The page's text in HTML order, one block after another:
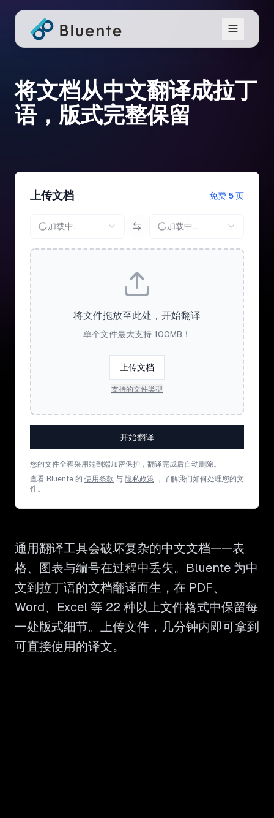
将文档从中文翻译成拉丁
语，版式完整保留
上传文档 免费 5 页
加载中... 加载中...
将文件拖放至此处，开始翻译
单个文件最大支持 100MB！
上传文档
支持的文件类型
开始翻译
您的文件全程采用端到端加密保护，翻译完成后自动删除。
查看 Bluente 的 使用条款 与隐私政策 ，了解我们如何处理您的文
件。
通用翻译工具会破坏复杂的中文文档——表
格、图表与编号在过程中丢失。Bluente 为中
文到拉丁语的文档翻译而生，在 PDF、
Word、Excel 等 22 种以上文件格式中保留每
一处版式细节。上传文件，几分钟内即可拿到
可直接使用的译文。